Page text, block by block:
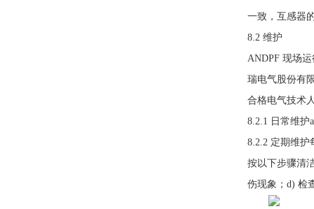
一致，互感器
8.2 维护
ANDPF 现场
瑞电气股份有
合格电气技术
8.2.1 日常维护
8.2.2 定期维护
按以下步骤清
伤现象；d) 检